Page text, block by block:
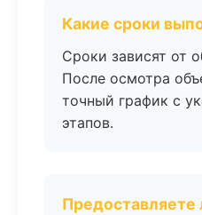
Какие сроки
Сроки зависят от
После осмотра
точный график с
этапов.
Предоставляете